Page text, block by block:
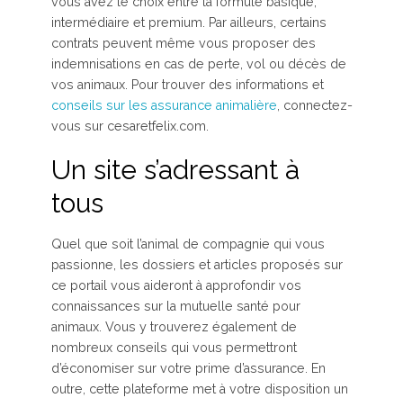
intermédiaire et premium. Par ailleurs, certains
contrats peuvent même vous proposer des
indemnisations en cas de perte, vol ou décès de
vos animaux. Pour trouver des informations et
conseils sur les assurance animalière , connectez-
vous sur cesaretfelix.com.
Un site s’adressant à
tous
Quel que soit l’animal de compagnie qui vous
passionne, les dossiers et articles proposés sur
ce portail vous aideront à approfondir vos
connaissances sur la mutuelle santé pour
animaux. Vous y trouverez également de
nombreux conseils qui vous permettront
d’économiser sur votre prime d’assurance. En
outre, cette plateforme met à votre disposition un